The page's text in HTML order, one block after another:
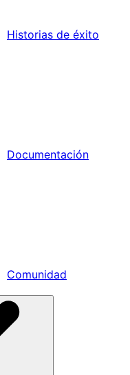
Historias de éxito
Documentación
Comunidad